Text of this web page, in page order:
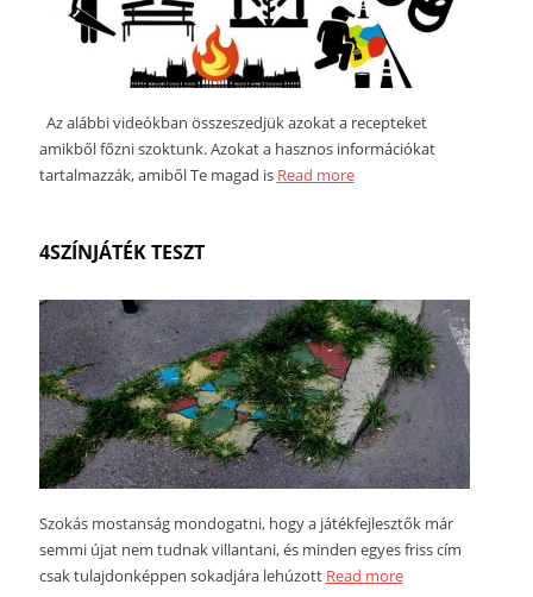
Az alábbi videókban összeszedjük azokat a recepteket
amikből főzni szoktunk. Azokat a hasznos információkat
tartalmazzák, amiből Te magad is Read more
4SZÍNJÁTÉK TESZT
Szokás mostanság mondogatni, hogy a játékfejlesztők már
semmi újat nem tudnak villantani, és minden egyes friss cím
csak tulajdonképpen sokadjára lehúzott Read more